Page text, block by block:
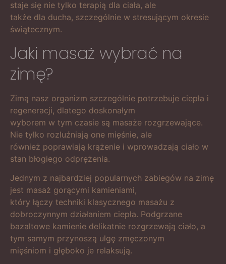
staje się nie tylko terapią dla ciała, ale
także dla ducha, szczególnie w stresującym okresie
świątecznym.
Jaki masaż wybrać na
zimę?
Zimą nasz organizm szczególnie potrzebuje ciepła i
regeneracji, dlatego doskonałym
wyborem w tym czasie są masaże rozgrzewające.
Nie tylko rozluźniają one mięśnie, ale
również poprawiają krążenie i wprowadzają ciało w
stan błogiego odprężenia.
Jednym z najbardziej popularnych zabiegów na zimę
jest masaż gorącymi kamieniami,
który łączy techniki klasycznego masażu z
dobroczynnym działaniem ciepła. Podgrzane
bazaltowe kamienie delikatnie rozgrzewają ciało, a
tym samym przynoszą ulgę zmęczonym
mięśniom i głęboko je relaksują.